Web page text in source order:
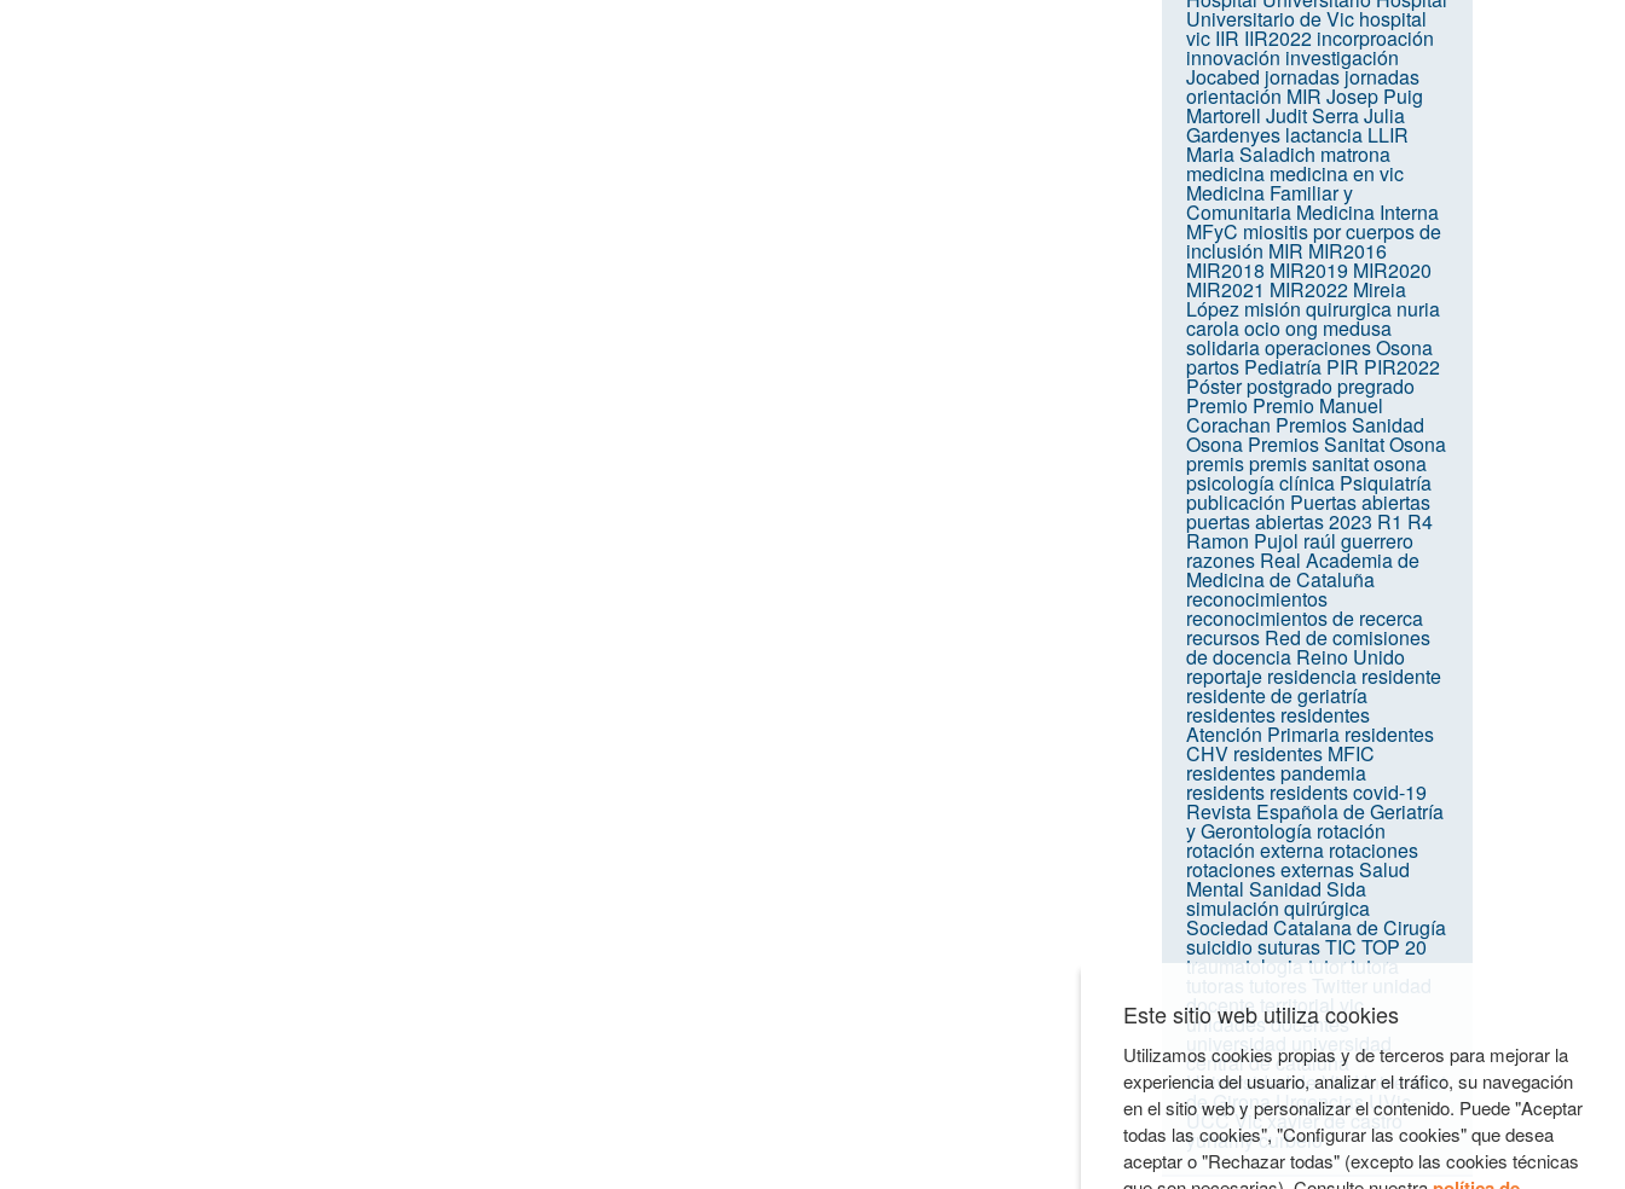
Universitario de Vic hospital
vic IIR IIR2022 incorproación
innovación investigación
Jocabed jornadasjornadas
orientación MIR Josep Puig
Martorell Judit SerraJulia
Gardenyes lactancia LLIR
Maria Saladich matrona
medicina medicina en vic
Medicina Familiar y
Comunitaria Medicina Interna
MFyC miositis por cuerpos de
inclusión MIR MIR2016
MIR2018 MIR2019 MIR2020
MIR2021 MIR2022 Mireia
López misión quirurgica nuria
carolaocioong medusa
solidariaoperacionesOsona
partos Pediatría PIR PIR2022
Pósterpostgradopregrado
Premio Premio Manuel
Corachan Premios Sanidad
Osona Premios Sanitat Osona
premispremis sanitat osona
psicología clínica Psiquiatría
publicación Puertas abiertas
puertas abiertas 2023 R1 R4
Ramon Pujol raúl guerrero
razones Real Academia de
Medicina de Cataluña
reconocimientos
reconocimientos de recerca
recursos Red de comisiones
de docencia Reino Unido
reportaje residencia residente
residente de geriatría
residentes residentes
Atención Primaria residentes
CHV residentes MFIC
residentes pandemia
residents residents covid-19
Revista Española de Geriatría
y Gerontología rotación
rotación externa rotaciones
rotaciones externasSalud
Mental Sanidad Sida
simulación quirúrgica
Sociedad Catalana de Cirugía
suicidiosuturasTIC TOP 20
traumatologia tutor tutora
docente territorial vic
unidades docentes
universidad universidad
central de cataluña
Universidad de VicUniversitat
de GironaUrgencias UVic-
UCC Vicxavier de castro
yuhamy curbelo
Este sitio web utiliza cookies
Utilizamos cookies propias y de terceros para mejorar la
experiencia del usuario, analizar el tráfico, su navegación
en el sitio web y personalizar el contenido. Puede "Aceptar
todas las cookies", "Configurar las cookies" que desea
aceptar o "Rechazar todas" (excepto las cookies técnicas